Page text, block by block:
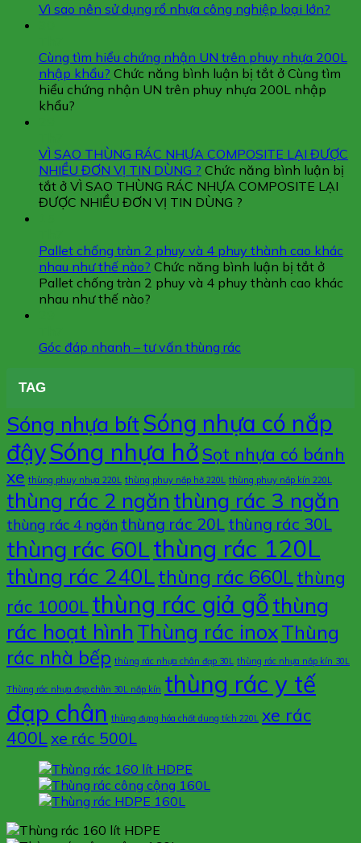
Vì sao nên sử dụng rổ nhựa công nghiệp loại lớn?
Cùng tìm hiểu chứng nhận UN trên phuy nhựa 200L
nhập khẩu? Chức năng bình luận bị tắt ở Cùng tìm
hiểu chứng nhận UN trên phuy nhựa 200L nhập
khẩu?
VÌ SAO THÙNG RÁC NHỰA COMPOSITE LẠI ĐƯỢC
NHIỀU ĐƠN VỊ TIN DÙNG ? Chức năng bình luận bị
tắt ở VÌ SAO THÙNG RÁC NHỰA COMPOSITE LẠI
ĐƯỢC NHIỀU ĐƠN VỊ TIN DÙNG ?
Pallet chống tràn 2 phuy và 4 phuy thành cao khác
nhau như thế nào? Chức năng bình luận bị tắt ở
Pallet chống tràn 2 phuy và 4 phuy thành cao khác
nhau như thế nào?
Góc đáp nhanh – tư vấn thùng rác
TAG
Sóng nhựa bítSóng nhựa có nắp
đậySóng nhựa hở Sọt nhựa có bánh
xe thùng phuy nhựa 220L thùng phuy nắp hở 220L thùng phuy nắp kín 220L
thùng rác 2 ngăn thùng rác 3 ngăn
thùng rác 4 ngăn thùng rác 20L thùng rác 30L
thùng rác 60Lthùng rác 120L
thùng rác 240Lthùng rác 660Lthùng
rác 1000Lthùng rác giả gỗthùng
rác hoạt hìnhThùng rác inoxThùng
rác nhà bếp thùng rác nhựa chân đạp 30L thùng rác nhựa nắp kín 30L
Thùng rác nhựa đạp chân 30L nắp kín thùng rác y tế
đạp chân thùng đựng hóa chất dung tích 220L xe rác
400Lxe rác 500L